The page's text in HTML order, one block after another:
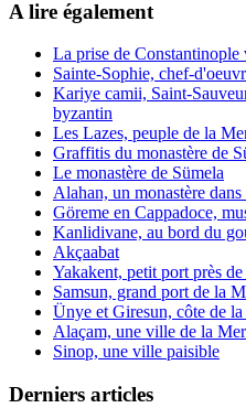
A lire également
La prise de Constantinople
Sainte-Sophie, chef-
Kariye camii, Saint-
byzantin
Les Lazes, peuple de la
Graffitis du monastère de
Le monastère de Sümela
Alahan, un monastère dans
Göreme en Cappadoce,
Kanlidivane, au bord du
Akçaabat
Yakakent, petit port près de
Samsun, grand port de la
Ünye et Giresun, côte de
Alaçam, une ville de la
Sinop, une ville paisible
Derniers articles